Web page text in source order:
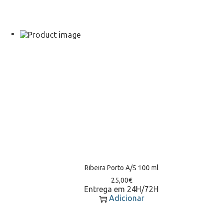
Ribeira Porto A/S 100 ml
25,00€
Entrega em 24H/72H
Adicionar